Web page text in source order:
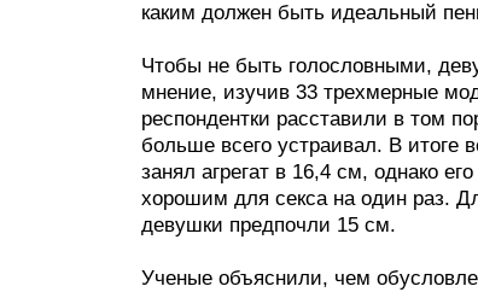
каким должен быть идеальный
Чтобы не быть голословными,
мнение, изучив 33 трехмерные
респондентки расставили в том
больше всего устраивал. В итоге
занял агрегат в 16,4 см, однако
хорошим для секса на один раз.
девушки предпочли 15 см.
Ученые объяснили, чем